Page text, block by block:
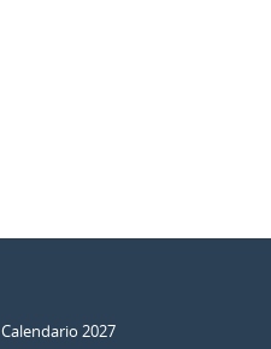
Calendario 2027